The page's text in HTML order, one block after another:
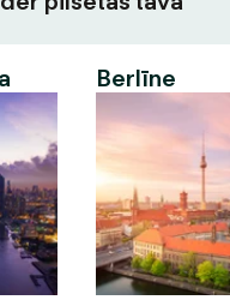
Berlīne